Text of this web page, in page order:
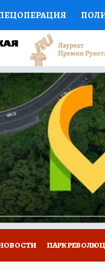
СПОРТ
ДОКТОР
НА СПОРТ
РЕКЛАМА ТЕСТЫ
ПАРК